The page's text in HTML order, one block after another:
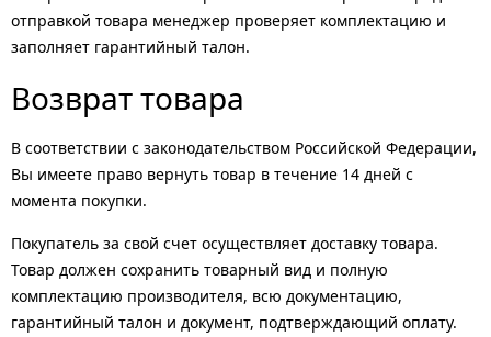
отправкой товара менеджер проверяет комплектацию и
заполняет гарантийный талон.
Возврат товара
В соответствии с законодательством Российской Федерации,
Вы имеете право вернуть товар в течение 14 дней с
момента покупки.
Покупатель за свой счет осуществляет доставку товара.
Товар должен сохранить товарный вид и полную
комплектацию производителя, всю документацию,
гарантийный талон и документ, подтверждающий оплату.